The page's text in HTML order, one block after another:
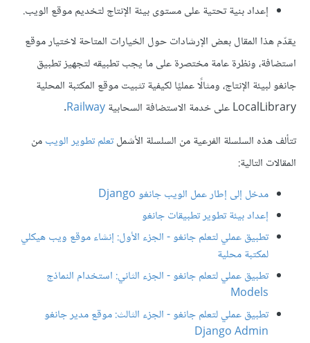
إعداد بنية تحتية على مستوى بيئة الإنتاج لتخديم موقع الويب.
يقدّم هذا المقال بعض الإرشادات حول الخيارات المتاحة لاختيار موقع
استضافة، ونظرة عامة مختصرة على ما يجب تطبيقه لتجهيز تطبيق
جانغو لبيئة الإنتاج، ومثالًا عمليًا لكيفية تثبيت موقع المكتبة المحلية
LocalLibrary على خدمة الاستضافة السحابية
Railway
.
تتألف هذه السلسلة الفرعية من السلسلة الأشملتعلم تطوير الويبمن
المقالات التالية:
مدخل إلى إطار عمل الويب جانغو Django
إعداد بيئة تطوير تطبيقات جانغو
تطبيق عملي لتعلم جانغو - الجزء الأول: إنشاء موقع ويب هيكلي
لمكتبة محلية
تطبيق عملي لتعلم جانغو - الجزء الثاني: استخدام النماذج
Models
تطبيق عملي لتعلم جانغو - الجزء الثالث: موقع مدير جانغو
Django Admin